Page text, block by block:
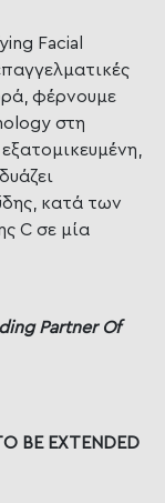
Facial
φέρνουμε
στη
κατά των
C σε μία
Partner Of
BE EXTENDED